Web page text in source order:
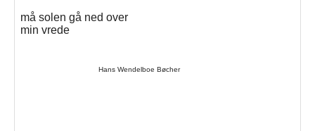
må solen gå ned over
min vrede
Hans Wendelboe Bøcher